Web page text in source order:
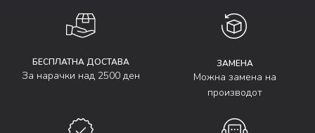
БЕСПЛАТНА ДОСТАВА
За нарачки над 2500 ден
ЗАМЕНА
Можна замена на
производот